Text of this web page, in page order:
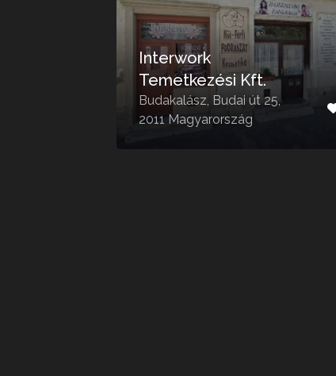
Interwork
Temetkezési Kft.
Budakalász, Budai út 25,
2011 Magyarország